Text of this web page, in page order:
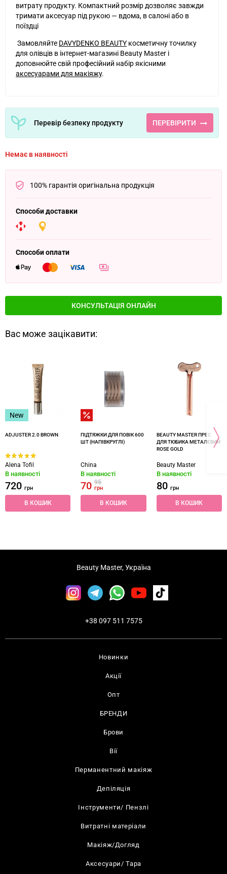
витрату продукту. Компактний розмір дозволяє завжди
тримати аксесуар під рукою — вдома, в салоні або в
поїздці
Замовляйте DAVYDENKO BEAUTY косметичну точилку
для олівців в інтернет-магазині Beauty Master і
доповнюйте свій професійний набір якісними
аксесуарами для макіяжу.
Перевір безпеку продукту ПЕРЕВІРИТИ
Немає в наявності
100% гарантія оригінальна продукція
Способи доставки
Способи оплати
КОНСУЛЬТАЦІЯ ОНЛАЙН
Вас може зацікавити:
New
ADJUSTER 2.0 BROWN
Alena Tofil
В наявності
720 грн
В КОШИК
ПІДТЯЖКИ ДЛЯ ПОВІК 600
ШТ (НАПІВКРУГЛІ)
China
В наявності
7095
грн
В КОШИК
BEAUTY MASTER ПРЕС
ДЛЯ ТЮБИКА МЕТАЛЕВИЙ
ROSE GOLD
Beauty Master
В наявності
80 грн
В КОШИК
Новинки
Акції
Опт
БРЕНДИ
Брови
Вії
Перманентний макіяж
Депіляція
Інструменти/ Пензлі
Витратні матеріали
Макіяж/Догляд
Аксесуари/ Тара
Beauty Master, Україна
+38 097 511 7575